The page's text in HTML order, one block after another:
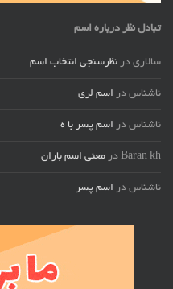
تبادل نظر درباره اسم
سالاری در نظرسنجی انتخاب اسم
ناشناس در اسم لری
ناشناس در اسم پسر با ه
Baran kh در معنی اسم باران
ناشناس در اسم پسر